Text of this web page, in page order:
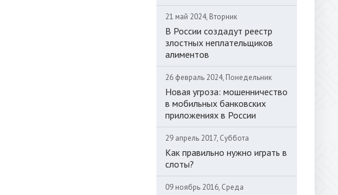
21 май 2024, Вторник
В России создадут реестр
злостных неплательщиков
алиментов
26 февраль 2024, Понедельник
Новая угроза: мошенничество
в мобильных банковских
приложениях в России
29 апрель 2017, Суббота
Как правильно нужно играть в
слоты?
09 ноябрь 2016, Среда